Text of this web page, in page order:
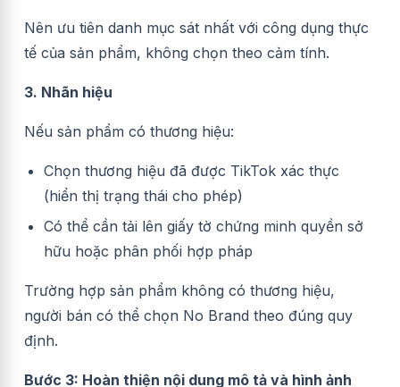
Nên ưu tiên danh mục sát nhất với công dụng thực
tế của sản phẩm, không chọn theo cảm tính.
3. Nhãn hiệu
Nếu sản phẩm có thương hiệu:
Chọn thương hiệu đã được TikTok xác thực
(hiển thị trạng thái cho phép)
Có thể cần tải lên giấy tờ chứng minh quyền sở
hữu hoặc phân phối hợp pháp
Trường hợp sản phẩm không có thương hiệu,
người bán có thể chọn No Brand theo đúng quy
định.
Bước 3: Hoàn thiện nội dung mô tả và hình ảnh